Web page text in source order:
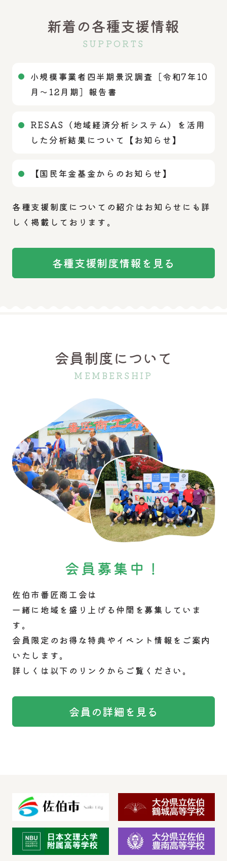
新着の各種支援情報
SUPPORTS
小規模事業者四半期景況調査［令和7年10
月～12月期］報告書
RESAS（地域経済分析システム）を活用
した分析結果について【お知らせ】
【国民年金基金からのお知らせ】
各種支援制度についての紹介はお知らせにも詳
しく掲載しております。
各種支援制度情報を見る
会員制度について
MEMBERSHIP
会員募集中！
佐伯市番匠商工会は
一緒に地域を盛り上げる仲間を募集していま
す。
会員限定のお得な特典やイベント情報をご案内
いたします。
詳しくは以下のリンクからご覧ください。
会員の詳細を見る